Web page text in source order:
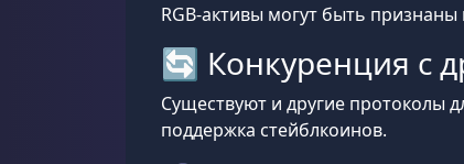
RGB-активы могут быть
🔄 Конкуренция с
Существуют и другие протоколы
поддержка стейблкоинов.